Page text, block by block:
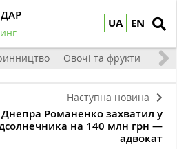
UA EN
Овочі та фрукти
Наступна новина
Днепра Романенко захватил у
на 140 млн грн —
адвокат